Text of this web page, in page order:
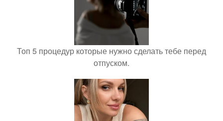
Топ 5 процедур которые нужно сделать тебе перед
отпуском.